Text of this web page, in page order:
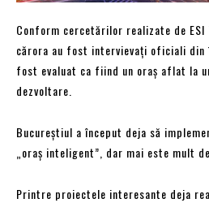
Conform cercetărilor realizate de ESI
cărora au fost intervievați oficiali din
fost evaluat ca fiind un oraș aflat la
dezvoltare.
Bucureștiul a început deja să
„oraș inteligent”, dar mai este mult
Printre proiectele interesante deja